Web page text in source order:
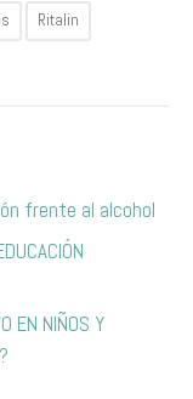
Ritalin
frente al alcohol
EN NIÑOS Y